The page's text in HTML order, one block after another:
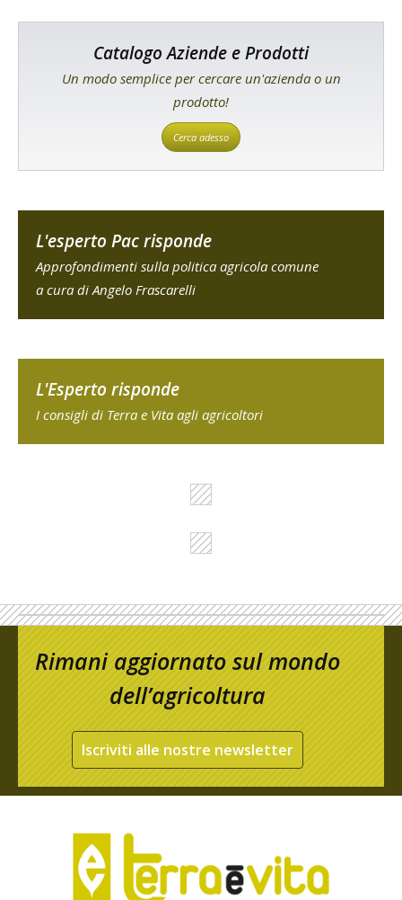
Catalogo Aziende e Prodotti
Un modo semplice per cercare un'azienda o un
prodotto!
Cerca adesso
L'esperto Pac risponde
Approfondimenti sulla politica agricola comune
a cura di Angelo Frascarelli
L'Esperto risponde
I consigli di Terra e Vita agli agricoltori
Rimani aggiornato sul mondo
dell’agricoltura
Iscriviti alle nostre newsletter